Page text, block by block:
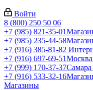
Войти
8 (800) 250 50 06
+7 (985) 821-35-01
+7 (985) 235-44-58
+7 (916) 385-81-82
+7 (916) 697-69-51
+7 (999) 170-37-37
+7 (916) 533-32-16
Магазины